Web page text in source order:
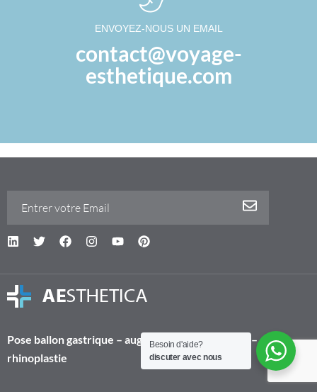
ENVOYEZ-NOUS UN EMAIL
contact@voyage-
esthetique.com
Pose ballon gastrique – augmentation mammaire –
rhinoplastie
Besoin d'aide?
discuter avec nous